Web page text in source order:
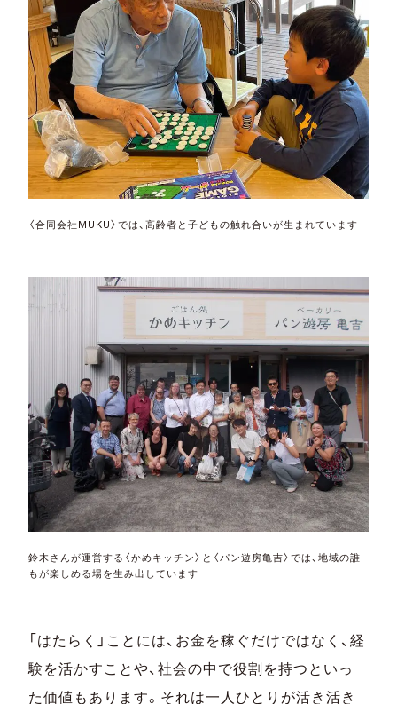
〈合同会社MUKU〉では、高齢者と子どもの触れ合いが生まれています
鈴木さんが運営する〈かめキッチン〉と〈パン遊房亀吉〉では、地域の誰
もが楽しめる場を生み出しています
「はたらく」ことには、お金を稼ぐだけではなく、経
験を活かすことや、社会の中で役割を持つといっ
た価値もあります。それは一人ひとりが活き活き